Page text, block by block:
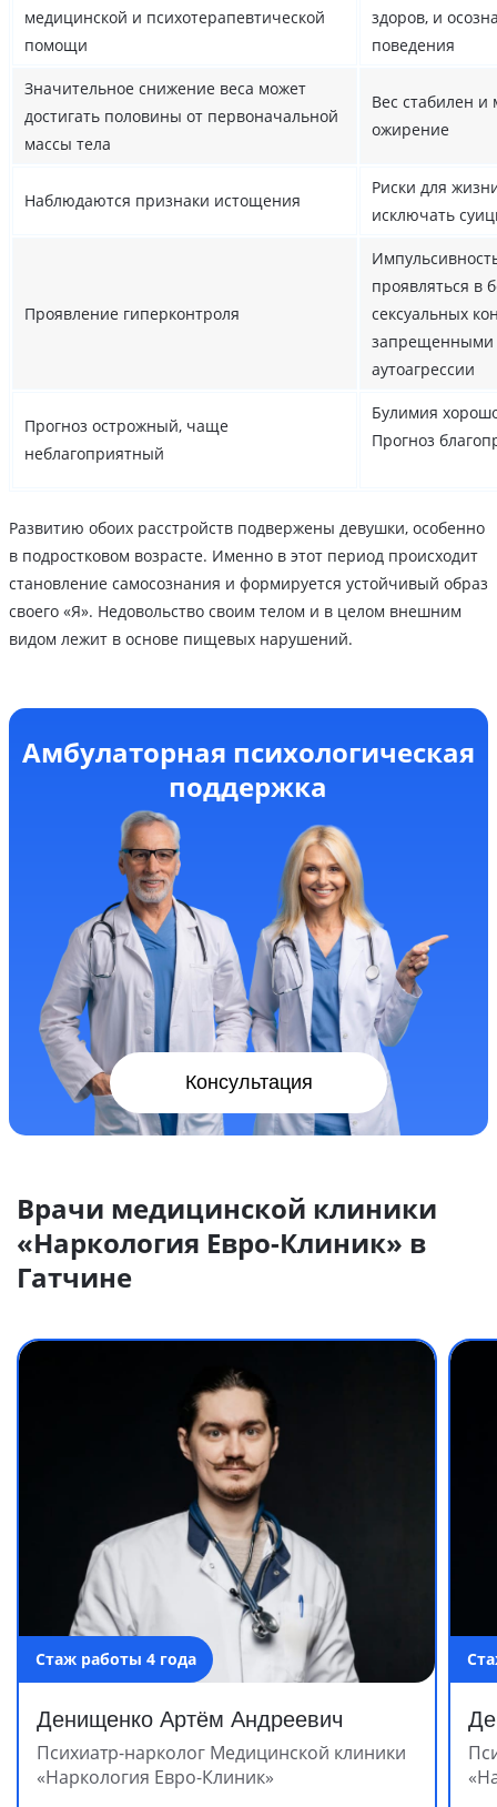
медицинской и психотерапевтической
помощи
здоров, и
поведения
Значительное снижение веса может
достигать половины от первоначальной
массы тела
Вес стабилен
ожирение
Наблюдаются признаки истощения
Риски для
исключать
Проявление гиперконтроля
проявляться в
сексуальных
запрещенными
аутоагрессии
Прогноз острожный, чаще
неблагоприятный
Булимия
Прогноз
Развитию обоих расстройств подвержены девушки, особенно
в подростковом возрасте. Именно в этот период происходит
становление самосознания и формируется устойчивый образ
своего «Я». Недовольство своим телом и в целом внешним
видом лежит в основе пищевых нарушений.
Амбулаторная психологическая
поддержка
Консультация
Врачи медицинской клиники
«Наркология Евро-Клиник» в
Гатчине
Стаж работы 4 года
Денищенко Артём Андреевич
Психиатр-нарколог Медицинской клиники
«Наркология Евро-Клиник»